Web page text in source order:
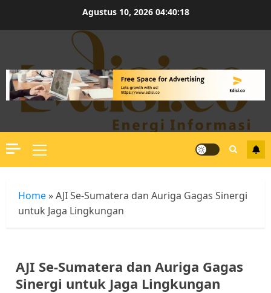
Agustus 10, 2026 04:40:18
Primary
Menu
Home »AJI Se-Sumatera dan Auriga Gagas Sinergi
untuk Jaga Lingkungan
AJI Se-Sumatera dan Auriga Gagas
Sinergi untuk Jaga Lingkungan